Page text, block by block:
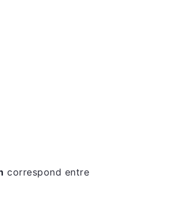
correspond entre